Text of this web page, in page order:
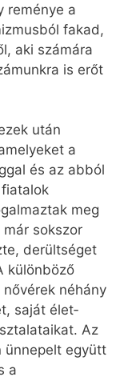
reménye a
fakad,
aki számára
is erőt
után
a
és az abból
meg
sokszor
derültséget
különböző
néhány
saját élet­
Az
ünnepelt együtt
a